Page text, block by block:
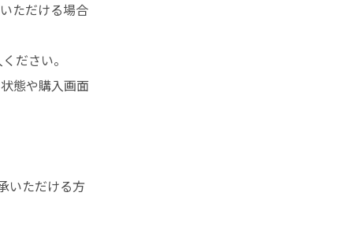
ただける場合
ださい。
態や購入画面
いただける方